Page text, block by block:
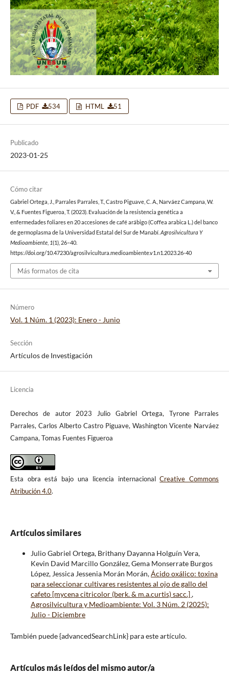
PDF 534 HTML 51
Publicado
2023-01-25
Cómo citar
Gabriel Ortega, J., Parrales Parrales, T., Castro Piguave, C. A., Narváez Campana, W.
V., & Fuentes Figueroa, T. (2023). Evaluación de la resistencia genética a
enfermedades foliares en 20 accesiones de café arábigo (Coffea arabica L.) del banco
de germoplasma de la Universidad Estatal del Sur de Manabí. Agrosilvicultura Y
Medioambiente, 1(1), 26–40.
https://doi.org/10.47230/agrosilvicultura.medioambiente.v1.n1.2023.26-40
Más formatos de cita
Número
Vol. 1 Núm. 1 (2023): Enero - Junio
Sección
Artículos de Investigación
Licencia
Derechos de autor 2023 Julio Gabriel Ortega, Tyrone Parrales
Parrales, Carlos Alberto Castro Piguave, Washington Vicente Narváez
Campana, Tomas Fuentes Figueroa
Esta obra está bajo una licencia internacionalCreative Commons
Atribución 4.0.
Artículos similares
Julio Gabriel Ortega, Brithany Dayanna Holguín Vera,
Kevin David Marcillo González, Gema Monserrate Burgos
López, Jessica Jessenia Morán Morán,Ácido oxálico: toxina
para seleccionar cultivares resistentes al ojo de gallo del
cafeto [mycena citricolor (berk. & m.a.curtis) sacc.],
Agrosilvicultura y Medioambiente: Vol. 3 Núm. 2 (2025):
Julio - Diciembre
También puede {advancedSearchLink} para este artículo.
Artículos más leídos del mismo autor/a